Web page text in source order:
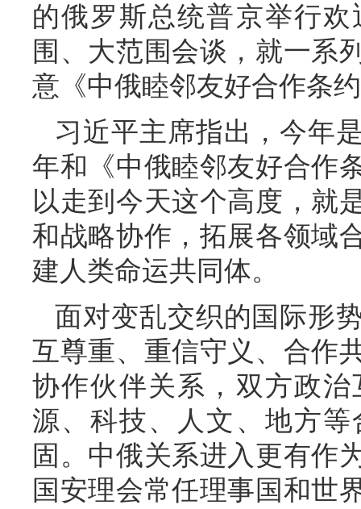
的俄罗斯总统普京举行
围、大范围会谈，就一系
意《中俄睦邻友好合作条
习近平主席指出，今年
年和《中俄睦邻友好合作
以走到今天这个高度，就
和战略协作，拓展各领域
建人类命运共同体。
面对变乱交织的国际形
互尊重、重信守义、合作
协作伙伴关系，双方政
源、科技、人文、地方
固。中俄关系进入更有作
国安理会常任理事国和世